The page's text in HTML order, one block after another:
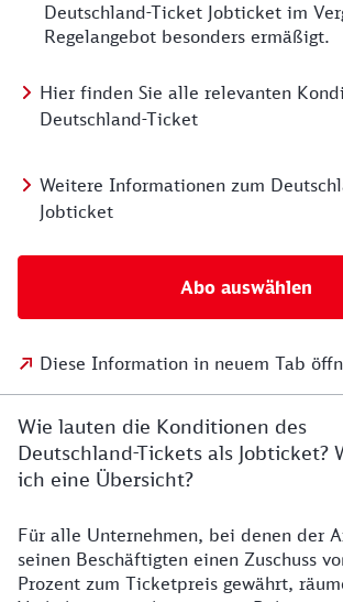
Deutschland-Ticket Jobticket im
Regelangebot besonders ermäßigt.
Hier finden Sie alle relevanten
Deutschland-Ticket
Weitere Informationen zum
Jobticket
Abo auswählen
Diese Information in neuem Tab
Wie lauten die Konditionen des
Deutschland-Tickets als Jobticket?
ich eine Übersicht?
Für alle Unternehmen, bei denen der
seinen Beschäftigten einen Zuschuss
Prozent zum Ticketpreis gewährt,